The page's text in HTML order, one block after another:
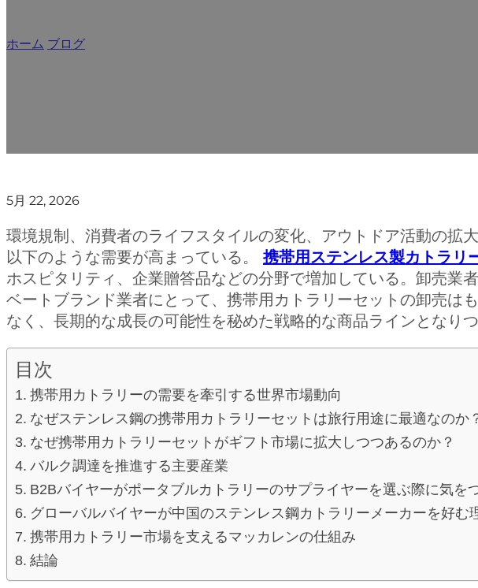
ホーム ブログ
5月 22, 2026
環境規制、消費者のライフスタイルの変化、アウトドア活動の拡
以下のような需要が高まっている。 携帯用ステンレス製カトラリ
ホスピタリティ、企業贈答品などの分野で増加している。卸売業
ベートブランド業者にとって、携帯用カトラリーセットの卸売は
なく、長期的な成長の可能性を秘めた戦略的な商品ラインとなり
目次
携帯用カトラリーの需要を牽引する世界市場動向
なぜステンレス鋼の携帯用カトラリーセットは旅行用途に最適なのか
なぜ携帯用カトラリーセットがギフト市場に拡大しつつあるのか？
バルク調達を推進する主要産業
B2Bバイヤーがポータブルカトラリーのサプライヤーを選ぶ際に気を
グローバルバイヤーが中国のステンレス鋼カトラリーメーカーを好む
携帯用カトラリー市場を支えるマッカレンの仕組み
結論